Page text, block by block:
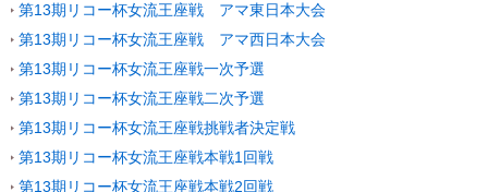
第13期リコー杯女流王座戦 アマ東日本大会
第13期リコー杯女流王座戦 アマ西日本大会
第13期リコー杯女流王座戦一次予選
第13期リコー杯女流王座戦二次予選
第13期リコー杯女流王座戦挑戦者決定戦
第13期リコー杯女流王座戦本戦1回戦
第13期リコー杯女流王座戦本戦2回戦